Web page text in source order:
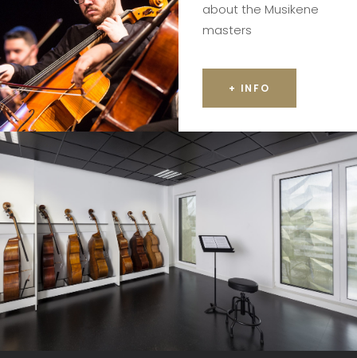
about the Musikene
masters
+ INFO